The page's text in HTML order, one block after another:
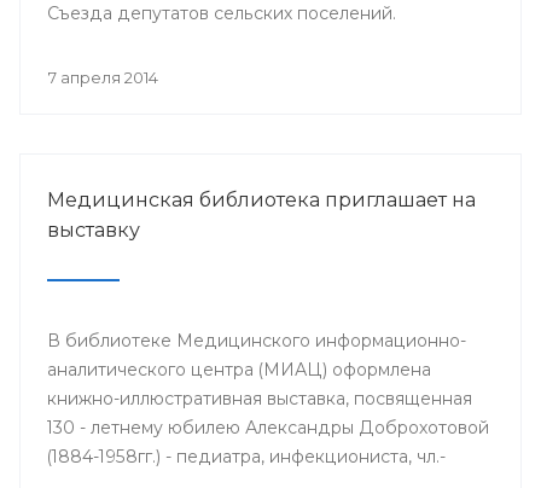
Съезда депутатов сельских поселений.
7 апреля 2014
Медицинская библиотека приглашает на
выставку
В библиотеке Медицинского информационно-
аналитического центра (МИАЦ) оформлена
книжно-иллюстративная выставка, посвященная
130 - летнему юбилею Александры Доброхотовой
(1884-1958гг.) - педиатра, инфекциониста, чл.-